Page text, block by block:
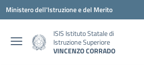
Vai ai contenuti
Vai al menu di navigazione
Vai al footer
Ministero dell'Istruzione e del Merito
ISIS Istituto Statale di
Istruzione Superiore
VINCENZO CORRADO